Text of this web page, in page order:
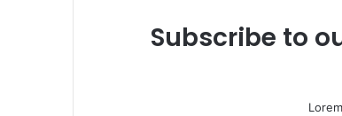
Subscribe to